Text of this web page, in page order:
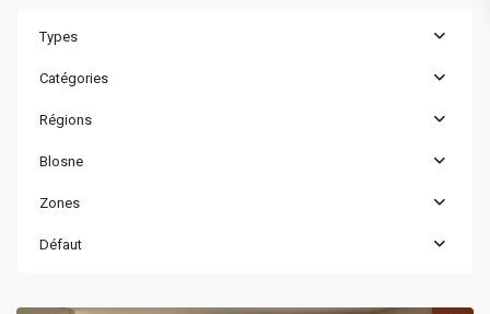
Types
Catégories
Régions
Blosne
Zones
Défaut